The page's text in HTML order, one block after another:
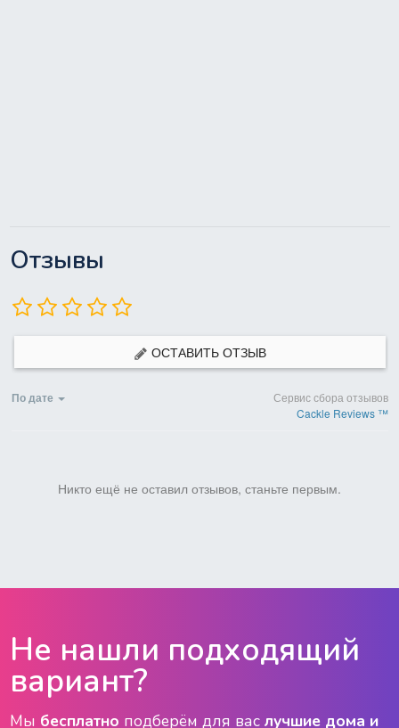
Отзывы
ОСТАВИТЬ ОТЗЫВ
По дате
Сервис сбора отзывов
Cackle Reviews ™
Никто ещё не оставил отзывов, станьте первым.
Не нашли подходящий
вариант?
Мы бесплатно подберём для вас лучшие дома и